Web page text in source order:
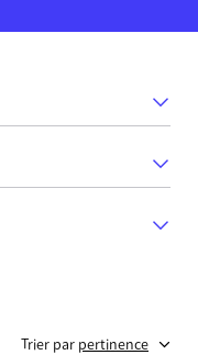
Trier par pertinence